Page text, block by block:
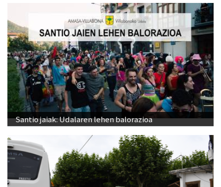
Santio jaiak: Udalaren lehen balorazioa